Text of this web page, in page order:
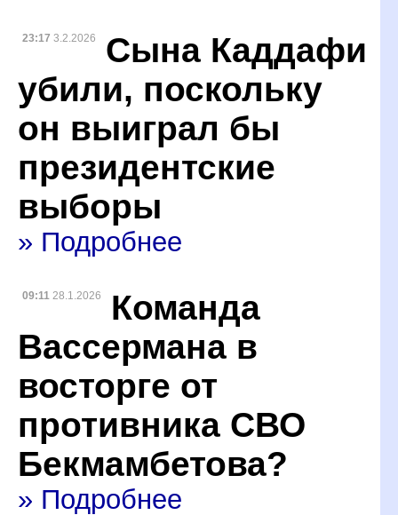
23:17 3.2.2026
Сына Каддафи
убили, поскольку
он выиграл бы
президентские
выборы
» Подробнее
09:11 28.1.2026
Команда
Вассермана в
восторге от
противника СВО
Бекмамбетова?
» Подробнее